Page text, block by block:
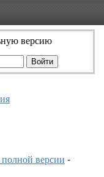
версию
версии -